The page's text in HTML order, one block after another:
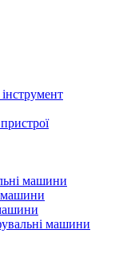
машини
машини
машини